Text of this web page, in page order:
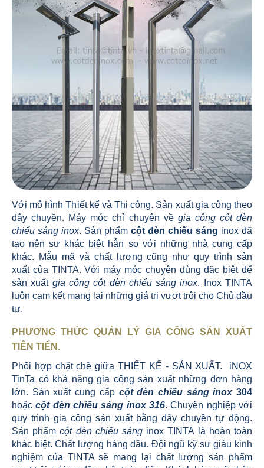
Với mô hình Thiết kế và Thi công. Sản xuất gia công theo
dây chuyền. Máy móc chỉ chuyên về gia công cột đèn
chiếu sáng inox. Sản phẩm cột đèn chiếu sáng inox đã
tạo nên sự khác biệt hẳn so với những nhà cung cấp
khác. Mẫu mã và chất lượng cũng như quy trình sản
xuất của TINTA. Với máy móc chuyên dùng đặc biệt để
sản xuất gia công cột đèn chiếu sáng inox. Inox TINTA
luôn cam kết mang lại những giá trị vượt trội cho Chủ đầu
tư.
PHƯƠNG THỨC QUẢN LÝ GIA CÔNG SẢN XUẤT
TIÊN TIẾN.
Phối hợp chặt chẽ giữa THIẾT KẾ - SẢN XUẤT. iNOX
TinTa có khả năng gia công sản xuất những đơn hàng
lớn. Sản xuất cung cấp cột đèn chiếu sáng inox304
hoặccột đèn chiếu sáng inox 316. Chuyên nghiệp với
quy trình gia công sản xuất bằng dây chuyền tự động.
Sản phẩmcột đèn chiếu sáng inox TINTA là hoàn toàn
khác biệt. Chất lượng hàng đầu. Đội ngũ kỹ sư giàu kinh
nghiệm của TINTA sẽ mang lại chất lượng sản phẩm